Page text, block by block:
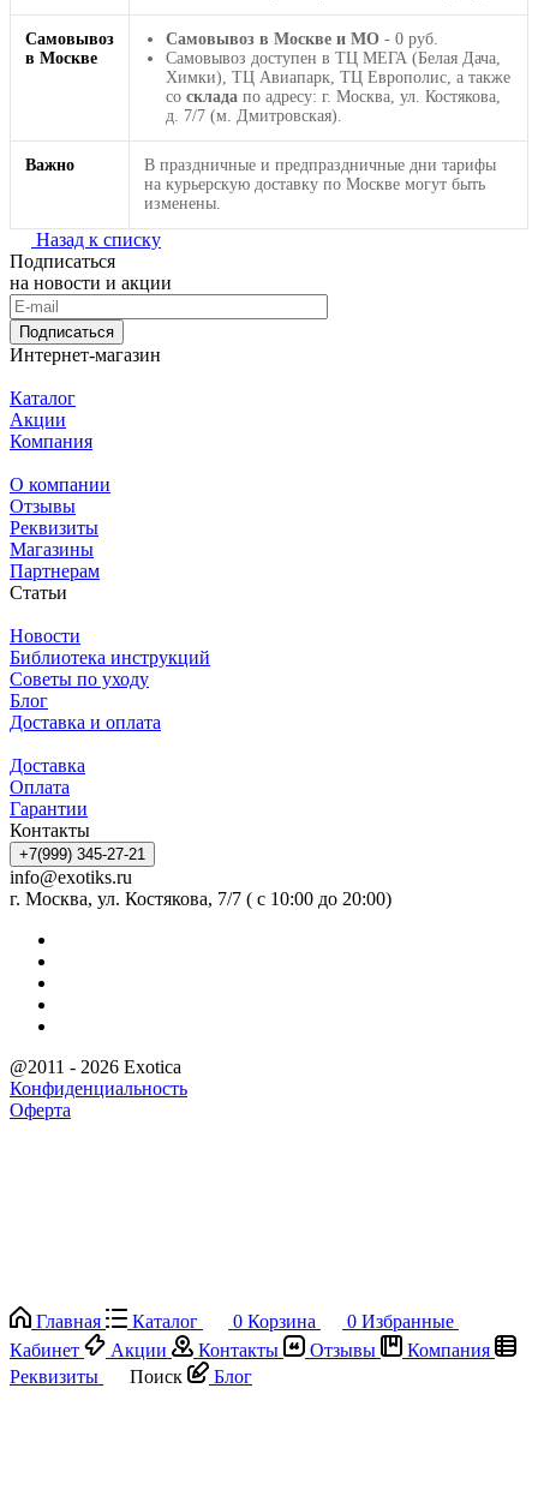
Самовывоз
в Москве
Самовывоз в Москве и МО - 0 руб.
Самовывоз доступен в ТЦ МЕГА (Белая Дача,
Химки), ТЦ Авиапарк, ТЦ Европолис, а также
со склада по адресу: г. Москва, ул. Костякова,
д. 7/7 (м. Дмитровская).
Важно
В праздничные и предпраздничные дни тарифы
на курьерскую доставку по Москве могут быть
изменены.
Назад к списку
Подписаться
на новости и акции
Подписаться
Интернет-магазин
Каталог
Акции
Компания
О компании
Отзывы
Реквизиты
Магазины
Партнерам
Статьи
Новости
Библиотека инструкций
Советы по уходу
Блог
Доставка и оплата
Доставка
Оплата
Гарантии
Контакты
+7(999) 345-27-21
info@exotiks.ru
г. Москва, ул. Костякова, 7/7 ( с 10:00 до 20:00)
@2011 - 2026 Exotica
Конфиденциальность
Оферта
Главная Каталог 0 Корзина 0 Избранные
Кабинет
Акции Контакты Отзывы
Компания
Реквизиты
Поиск Блог